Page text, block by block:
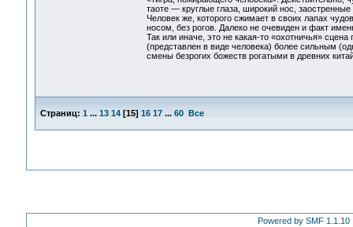
таоте — круглые глаза, широкий нос,
Человек же, которого сжимает в своих лапах
носом, без рогов. Далеко не очевиден и факт
Так или иначе, это не какая-то «охотничья»
(представлен в виде человека) более сильным
смены безрогих божеств рогатыми в древних
Страниц: 1 ... 13 14[15] 16 17 ... 60 Все
Powered by SMF 1.1.10